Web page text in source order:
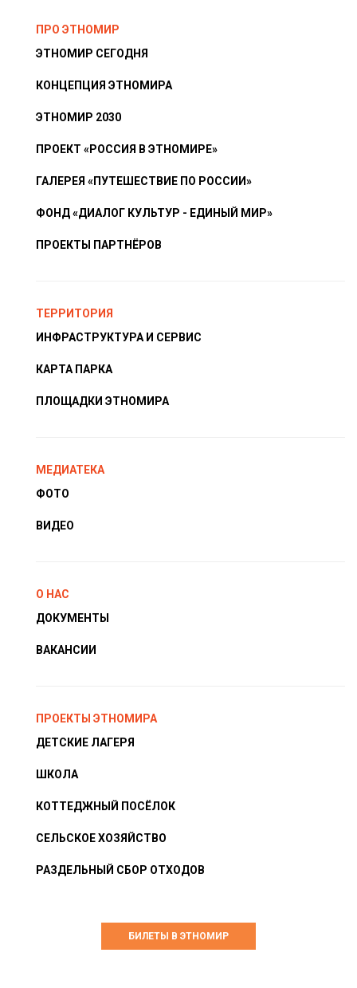
ПРО ЭТНОМИР
ЭТНОМИР СЕГОДНЯ
КОНЦЕПЦИЯ ЭТНОМИРА
ЭТНОМИР 2030
ПРОЕКТ «РОССИЯ В ЭТНОМИРЕ»
ГАЛЕРЕЯ «ПУТЕШЕСТВИЕ ПО РОССИИ»
ФОНД «ДИАЛОГ КУЛЬТУР - ЕДИНЫЙ МИР»
ПРОЕКТЫ ПАРТНЁРОВ
ТЕРРИТОРИЯ
ИНФРАСТРУКТУРА И СЕРВИС
КАРТА ПАРКА
ПЛОЩАДКИ ЭТНОМИРА
МЕДИАТЕКА
ФОТО
ВИДЕО
О НАС
ДОКУМЕНТЫ
ВАКАНСИИ
ПРОЕКТЫ ЭТНОМИРА
ДЕТСКИЕ ЛАГЕРЯ
ШКОЛА
КОТТЕДЖНЫЙ ПОСЁЛОК
СЕЛЬСКОЕ ХОЗЯЙСТВО
РАЗДЕЛЬНЫЙ СБОР ОТХОДОВ
БИЛЕТЫ В ЭТНОМИР